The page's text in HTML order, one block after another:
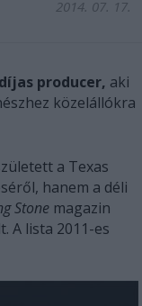
2014. 07. 17.
producer, aki
közelállókra
a Texas
hanem a déli
Stone magazin
A lista 2011-es